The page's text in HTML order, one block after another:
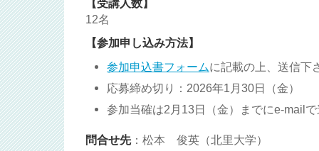
【受講人数】
12名
【参加申し込み方法】
参加申込書フォームに記載の上、送信下
応募締め切り：2026年1月30日（金）
参加当確は2月13日（金）までにe-mail
問合せ先：松本 俊英（北里大学）